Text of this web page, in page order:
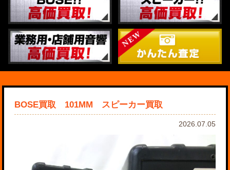
BOSE買取 101MM スピーカー買取
2026.07.05